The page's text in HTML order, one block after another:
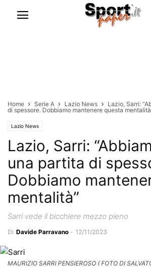
Home Serie A Lazio News
Lazio, Sarri:
di spessore. Dobbiamo mantenere questa
Lazio News
Lazio, Sarri:
una partita di
Dobbiamo
mentalità”
Sarri vede il bicchiere mezzo pieno
Di Davide Parravano - 12/11/2023
MAURIZIO SARRI PENSIEROSO ( FOTO DI